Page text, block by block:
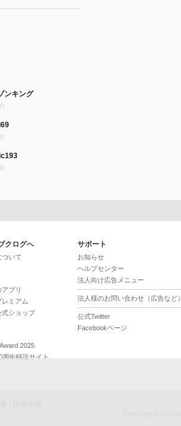
ンキング
クログへ
ついて
プリ
レミアム
式ショップ
2025
周年特設サイト
サポート
お知らせ
ヘルプセンター
法人向け広告メニュー
法人様のお問い合わせ（広告など）
公式Twitter
Facebookページ